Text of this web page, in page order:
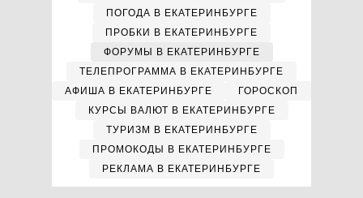
ПОГОДА В ЕКАТЕРИНБУРГЕ
ПРОБКИ В ЕКАТЕРИНБУРГЕ
ФОРУМЫ В ЕКАТЕРИНБУРГЕ
ТЕЛЕПРОГРАММА В ЕКАТЕРИНБУРГЕ
АФИША В ЕКАТЕРИНБУРГЕ
ГОРОСКОП
КУРСЫ ВАЛЮТ В ЕКАТЕРИНБУРГЕ
ТУРИЗМ В ЕКАТЕРИНБУРГЕ
ПРОМОКОДЫ В ЕКАТЕРИНБУРГЕ
РЕКЛАМА В ЕКАТЕРИНБУРГЕ